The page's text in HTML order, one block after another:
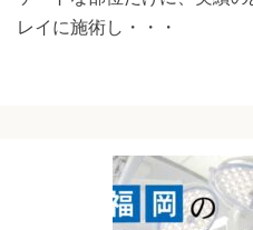
レイに施術し・・・